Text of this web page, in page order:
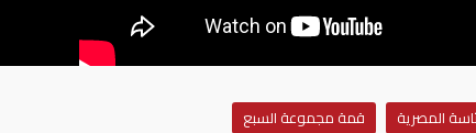
المصرية قمة مجموعة السبع